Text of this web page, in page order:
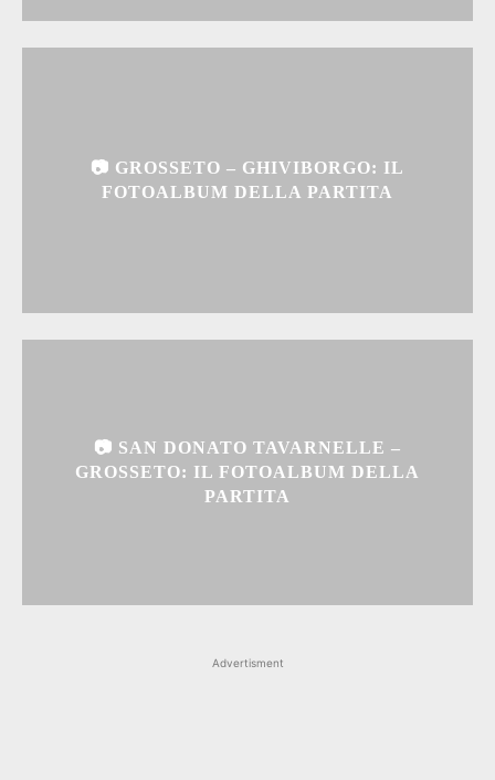
📷 GROSSETO – GHIVIBORGO: IL
FOTOALBUM DELLA PARTITA
📷 SAN DONATO TAVARNELLE –
GROSSETO: IL FOTOALBUM DELLA
PARTITA
Advertisment